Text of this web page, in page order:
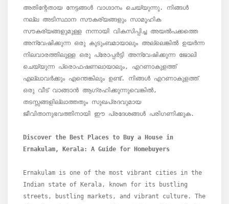
അതിന്റേതായ നേട്ടങ്ങൾ വാഗ്ദാനം ചെയ്യുന്നു. നിങ്ങൾ
നല്ല അടിസ്ഥാന സൗകര്യങ്ങളും സാമൂഹിക
സൗകര്യങ്ങളുമുള്ള നന്നായി വികസിപ്പിച്ച അയൽപക്കത്തെ
അന്വേഷിക്കുന്ന ഒരു കുടുംബമായാലും അല്ലെങ്കിൽ ഉയർന്ന
നിലവാരത്തിലുള്ള ഒരു പ്രോപ്പർട്ടി അന്വേഷിക്കുന്ന ജോലി
ചെയ്യുന്ന പ്രൊഫഷണലായാലും, എറണാകുളത്ത്
എല്ലാവർക്കും എന്തെങ്കിലും ഉണ്ട്. നിങ്ങൾ എറണാകുളത്ത്
ഒരു വീട് വാങ്ങാൻ ആഗ്രഹിക്കുന്നുവെങ്കിൽ,
തടസ്സങ്ങളില്ലാത്തതും സുഖപ്രദവുമായ
ജീവിതാനുഭവത്തിനായി ഈ പ്രദേശങ്ങൾ പരിഗണിക്കുക.
Discover the Best Places to Buy a House in
Ernakulam, Kerala: A Guide for Homebuyers
Ernakulam is one of the most vibrant cities in the
Indian state of Kerala, known for its bustling
streets, bustling markets, and vibrant culture. The